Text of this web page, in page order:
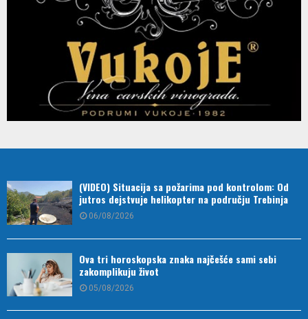
(VIDEO) Situacija sa požarima pod kontrolom: Od
jutros dejstvuje helikopter na području Trebinja
06/08/2026
Ova tri horoskopska znaka najčešće sami sebi
zakomplikuju život
05/08/2026